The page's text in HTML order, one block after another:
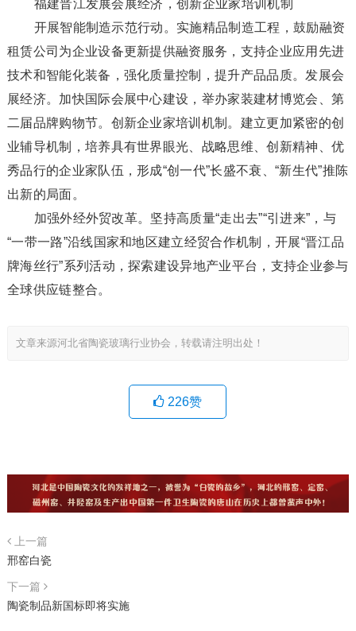
福建晋江发展会展经济，创新企业家培训机制
开展智能制造示范行动。实施精品制造工程，鼓励融资
租赁公司为企业设备更新提供融资服务，支持企业应用先进
技术和智能化装备，强化质量控制，提升产品品质。发展会
展经济。加快国际会展中心建设，举办家装建材博览会、第
二届品牌购物节。创新企业家培训机制。建立更加紧密的创
业辅导机制，培养具有世界眼光、战略思维、创新精神、优
秀品行的企业家队伍，形成“创一代”长盛不衰、“新生代”推陈
出新的局面。
加强外经外贸改革。坚持高质量“走出去”“引进来”，与
“一带一路”沿线国家和地区建立经贸合作机制，开展“晋江品
牌海丝行”系列活动，探索建设异地产业平台，支持企业参与
全球供应链整合。
文章来源河北省陶瓷玻璃行业协会，转载请注明出处！
226赞
上一篇
邢窑白瓷
下一篇
陶瓷制品新国标即将实施